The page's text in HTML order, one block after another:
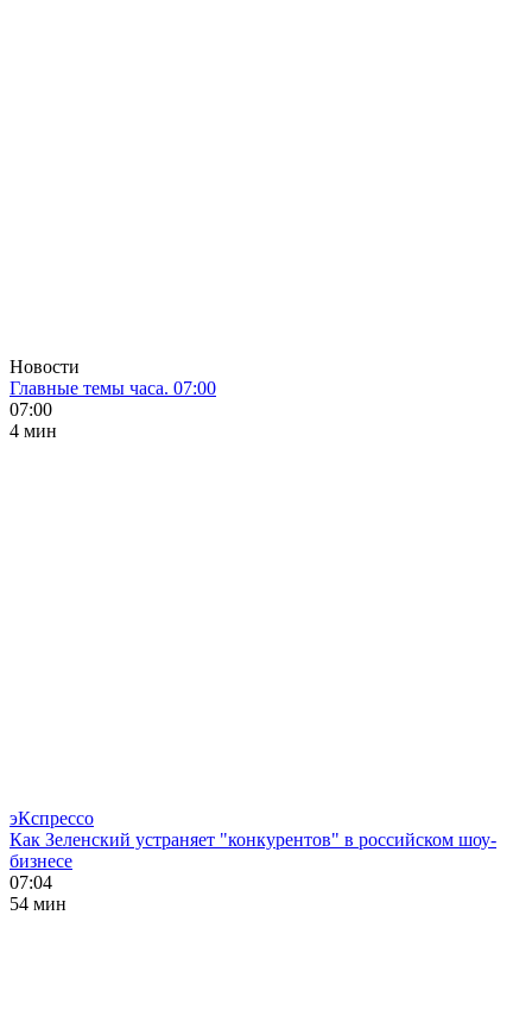
Новости
Главные темы часа. 07:00
07:00
4 мин
эКспрессо
Как Зеленский устраняет "конкурентов" в российском шоу-
бизнесе
07:04
54 мин